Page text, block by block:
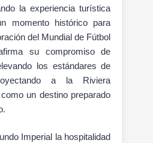
la experiencia turística
momento histórico para
del Mundial de Fútbol
su compromiso de
los estándares de
a la Riviera
un destino preparado
Imperial la hospitalidad